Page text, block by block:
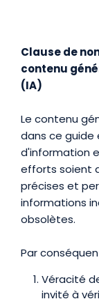
Clause de
contenu
(IA)
Le contenu
dans ce guide
d'information
efforts soient
précises et
informations
obsolètes.
Par
Véracité
invité à